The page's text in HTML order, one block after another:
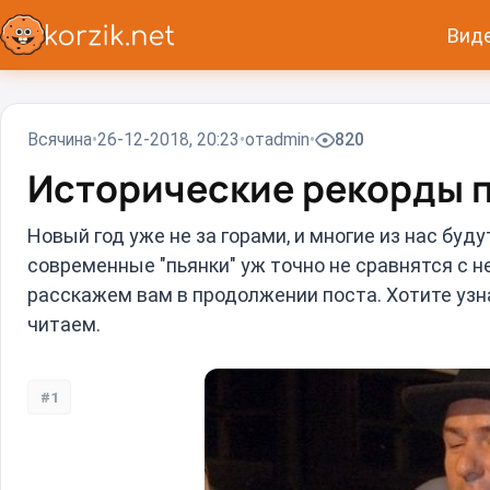
Всячина 26-12-2018, 20:23 отadmin 820
Исторические рекорды
Новый год уже не за горами, и многие из нас
современные "пьянки" уж точно не сравнятся с
расскажем вам в продолжении поста. Хотите
читаем.
#1